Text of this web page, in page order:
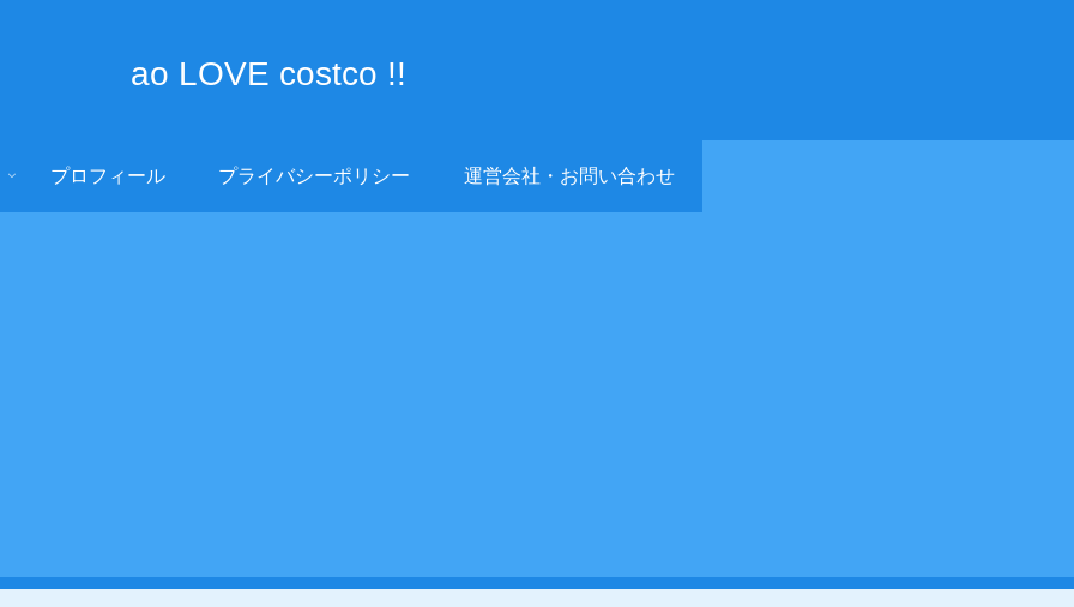
ao LOVE costco !!
プロフィール プライバシーポリシー 運営会社・お問い合わせ